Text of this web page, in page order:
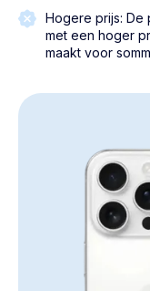
Hogere prijs: De
met een hoger
maakt voor